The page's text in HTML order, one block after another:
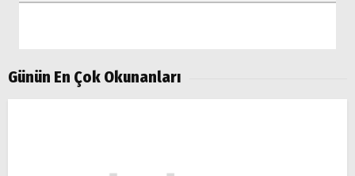
Günün En Çok Okunanları